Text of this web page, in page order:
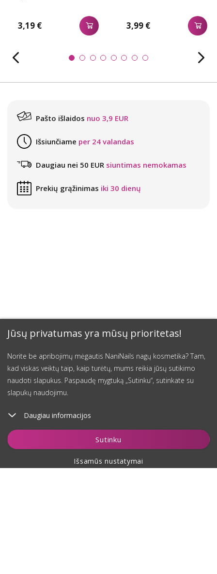
Jūsų privatumas yra mūsų prioritetas!
Norite be apribojimų mėgautis NaniNails nagų kosmetika? Tam,
kad viskas veiktų taip, kaip turėtų, mums reikia jūsų sutikimo
naudoti slapukus. Paspaudę mygtuką „Sutinku“, sutinkate su
slapukų naudojimu.
Daugiau informacijos
Sutinku
Išsamūs nustatymai
Įdėti į krepšelį
3,19 € 3,99 €
Pašto išlaidos nuo 3,9 EUR
Išsiunčiame per 24 valandas
Daugiau nei 50 EUR siuntimas nemokamas
Prekių grąžinimas iki 30 dienų